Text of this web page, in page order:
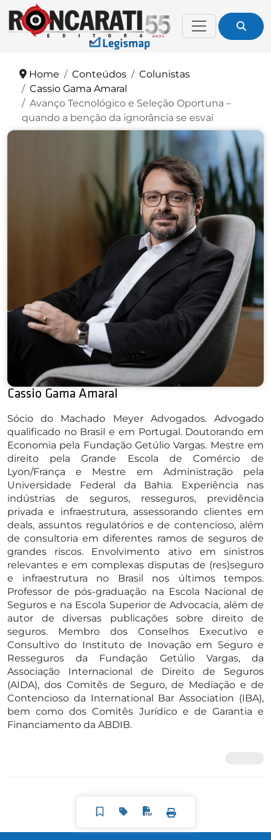
Home Conteúdos
Colunistas
Cassio Gama Amaral
Avanço Tecnológico e Seleção Oportuna –
quando a benção da ignorância se esvai
Cassio Gama Amaral
Sócio do Machado Meyer Advogados. Advogado
qualificado no Brasil e em Portugal. Doutorando em
Economia pela Fundação Getúlio Vargas. Mestre em
direito pela Grande Escola de Comércio de
Lyon/França e Mestre em Administração pela
Universidade Federal da Bahia. Experiência nas
indústrias de seguros, resseguros, previdência
privada e infraestrutura, assessorando clientes em
deals, assuntos regulatórios e de contencioso, além
de consultoria em diferentes ramos de seguros de
grandes riscos. Envolvimento ativo em sinistros
relevantes e em complexas disputas de (res)seguro
e infraestrutura no Brasil nos últimos tempos.
Professor de pós-graduação na Escola Nacional de
Seguros e na Escola Superior de Advocacia, além de
autor de diversas publicações sobre direito de
seguros. Membro dos Conselhos Executivo e
Consultivo do Instituto de Inovação em Seguro e
Resseguros da Fundação Getúlio Vargas, da
Associação Internacional de Direito de Seguros
(AIDA), dos Comitês de Seguro, de Mediação e de
Contencioso da International Bar Association (IBA),
bem como dos Comitês Jurídico e de Garantia e
Financiamento da ABDIB.